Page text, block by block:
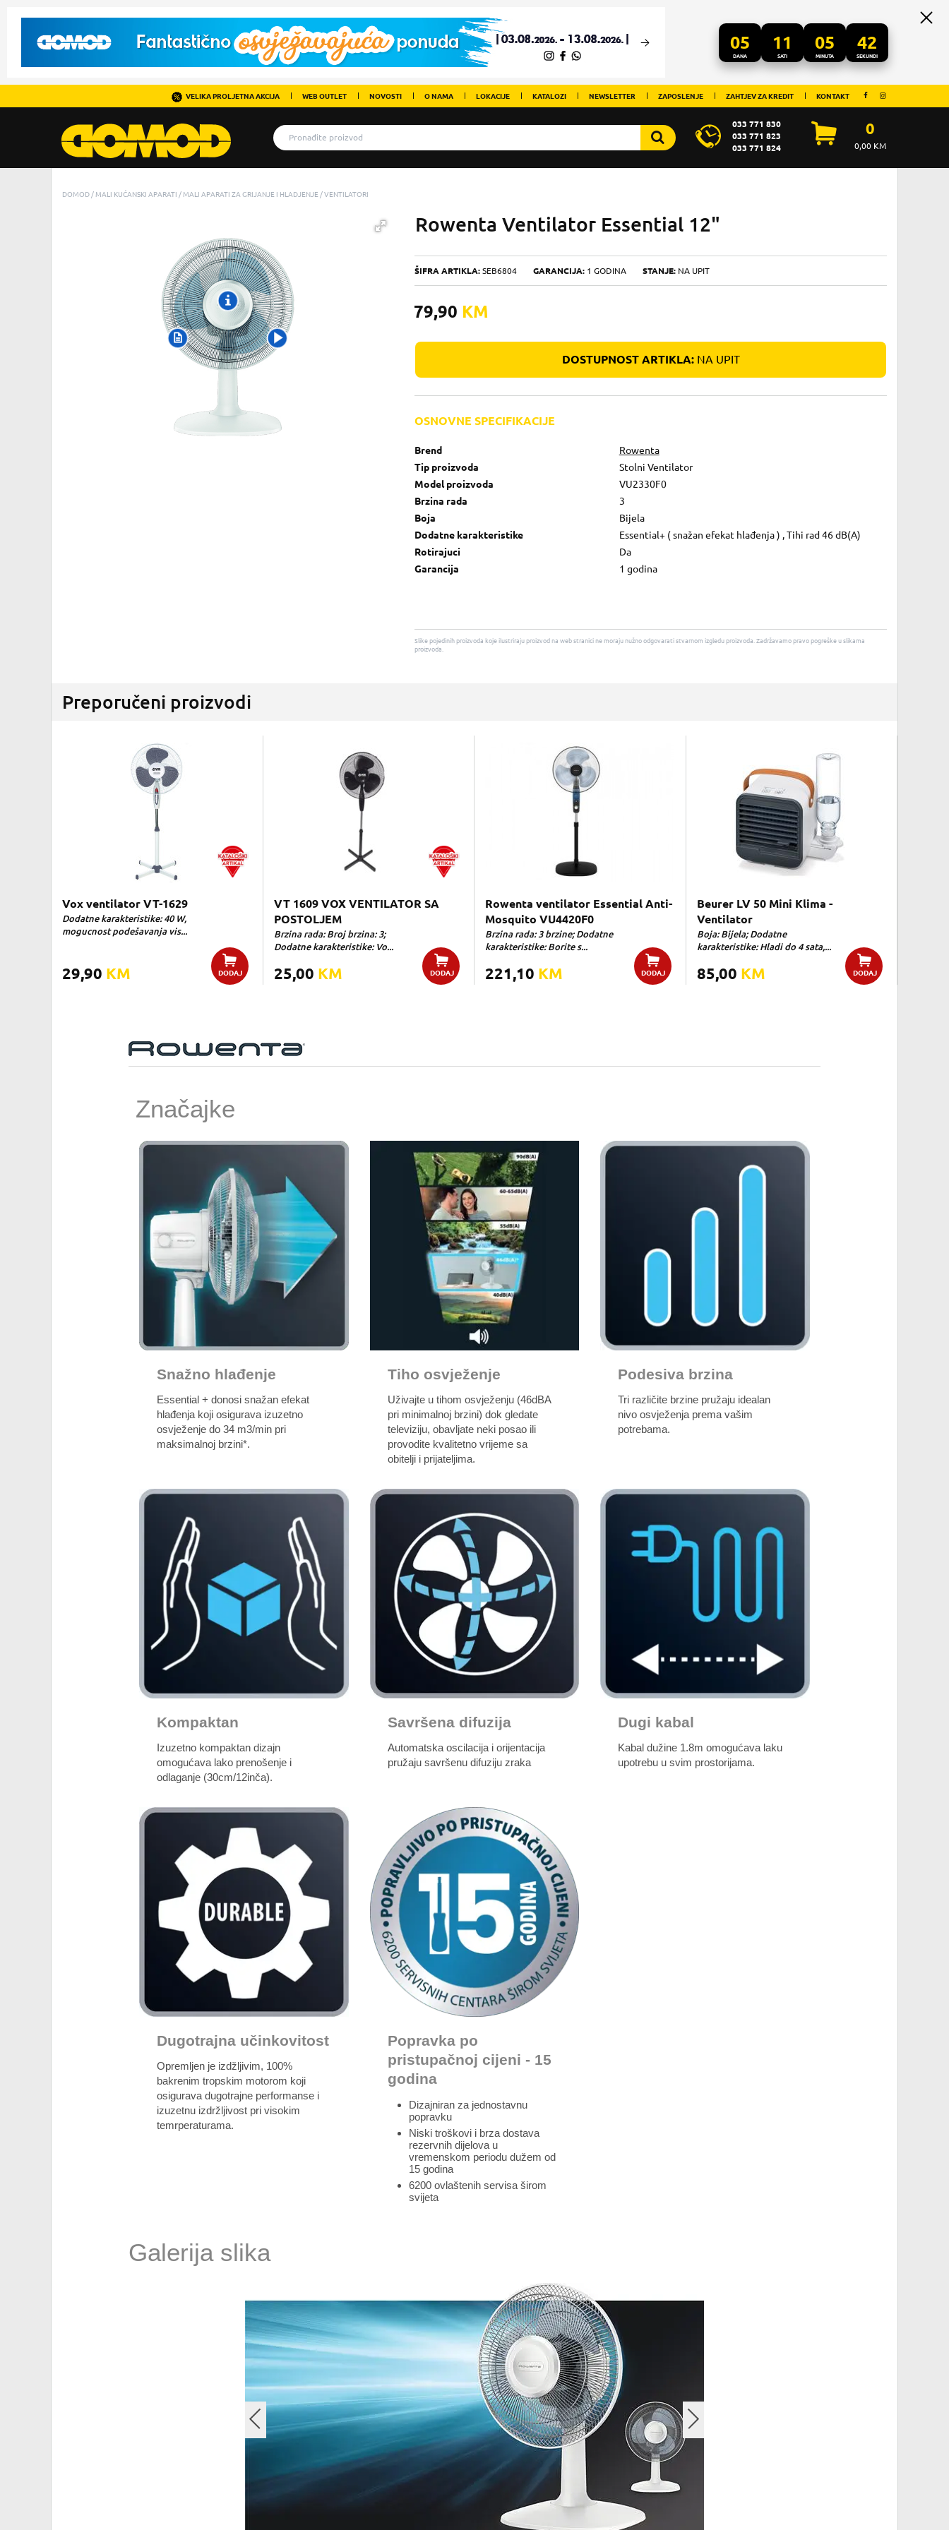
05
DANA
11
SATI
05
MINUTA
41
SEKUNDI
VELIKA PROLJETNA AKCIJA WEB OUTLET NOVOSTI O NAMA LOKACIJE KATALOZI NEWSLETTER ZAPOSLENJE ZAHTJEV ZA KREDIT KONTAKT
033 771 830
033 771 823
033 771 824
0
0,00KM
DOMOD MALI KUĆANSKI APARATI MALI APARATI ZA GRIJANJE I HLADJENJE VENTILATORI
Rowenta Ventilator Essential 12"
ŠIFRA ARTIKLA: SEB6804 GARANCIJA: 1 GODINA STANJE: NA UPIT
79,90 KM
DOSTUPNOST ARTIKLA:NA UPIT
OSNOVNE SPECIFIKACIJE
Brend
Rowenta
Tip proizvoda
Stolni Ventilator
Model proizvoda
VU2330F0
Brzina rada
3
Boja
Bijela
Dodatne karakteristike
Essential+ ( snažan efekat hlađenja ) , Tihi rad 46 dB(A)
Rotirajuci
Da
Garancija
1 godina
Slike pojedinih proizvoda koje ilustriraju proizvod na web stranici ne moraju nužno odgovarati stvarnom izgledu proizvoda. Zadržavamo pravo pogreške u slikama
proizvoda.
Preporučeni proizvodi
Vox ventilator VT-1629
Dodatne karakteristike: 40 W,
mogucnost podešavanja vis...
29,90 KM DODAJ
VT 1609 VOX VENTILATOR SA
POSTOLJEM
Brzina rada: Broj brzina: 3;
Dodatne karakteristike: Vo...
25,00 KM DODAJ
Rowenta ventilator Essential Anti-
Mosquito VU4420F0
Brzina rada: 3 brzine; Dodatne
karakteristike: Borite s...
221,10 KM DODAJ
Beurer LV 50 Mini Klima -
Ventilator
Boja: Bijela; Dodatne
karakteristike: Hladi do 4 sata,...
85,00 KM DODAJ
Značajke
Snažno hlađenje
Essential + donosi snažan efekat
hlađenja koji osigurava izuzetno
osvježenje do 34 m3/min pri
maksimalnoj brzini*.
Tiho osvježenje
Uživajte u tihom osvježenju (46dBA
pri minimalnoj brzini) dok gledate
televiziju, obavljate neki posao ili
provodite kvalitetno vrijeme sa
obitelji i prijateljima.
Podesiva brzina
Tri različite brzine pružaju idealan
nivo osvježenja prema vašim
potrebama.
Kompaktan
Izuzetno kompaktan dizajn
omogućava lako prenošenje i
odlaganje (30cm/12inča).
Savršena difuzija
Automatska oscilacija i orijentacija
pružaju savršenu difuziju zraka
Dugi kabal
Kabal dužine 1.8m omogućava laku
upotrebu u svim prostorijama.
Dugotrajna učinkovitost
Opremljen je izdžljivim, 100%
bakrenim tropskim motorom koji
osigurava dugotrajne performanse i
izuzetnu izdržljivost pri visokim
temrperaturama.
Popravka po
pristupačnoj cijeni - 15
godina
Dizajniran za jednostavnu
popravku
Niski troškovi i brza dostava
rezervnih dijelova u
vremenskom periodu dužem od
15 godina
6200 ovlaštenih servisa širom
svijeta
Galerija slika